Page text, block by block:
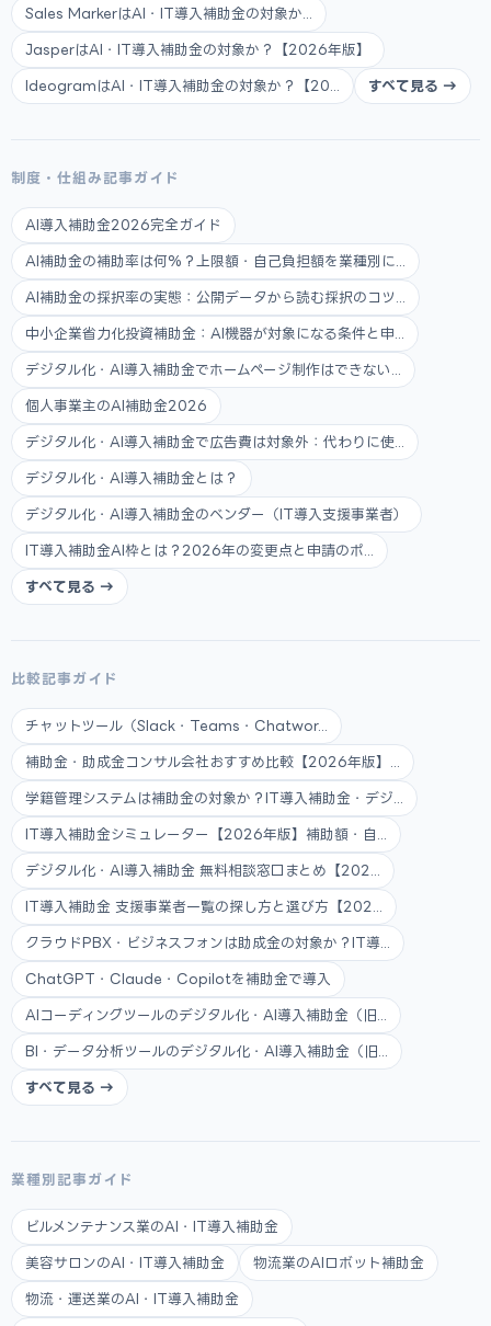
Sales MarkerはAI・IT導入補助金の対象か...
JasperはAI・IT導入補助金の対象か？【2026年版】
IdeogramはAI・IT導入補助金の対象か？【20... すべて見る →
制度・仕組み記事ガイド
AI導入補助金2026完全ガイド
AI補助金の補助率は何%？上限額・自己負担額を業種別に...
AI補助金の採択率の実態：公開データから読む採択のコツ...
中小企業省力化投資補助金：AI機器が対象になる条件と申...
デジタル化・AI導入補助金でホームページ制作はできない...
個人事業主のAI補助金2026
デジタル化・AI導入補助金で広告費は対象外：代わりに使...
デジタル化・AI導入補助金とは？
デジタル化・AI導入補助金のベンダー（IT導入支援事業者）
IT導入補助金AI枠とは？2026年の変更点と申請のポ...
すべて見る →
比較記事ガイド
チャットツール（Slack・Teams・Chatwor...
補助金・助成金コンサル会社おすすめ比較【2026年版】...
学籍管理システムは補助金の対象か？IT導入補助金・デジ...
IT導入補助金シミュレーター【2026年版】補助額・自...
デジタル化・AI導入補助金 無料相談窓口まとめ【202...
IT導入補助金 支援事業者一覧の探し方と選び方【202...
クラウドPBX・ビジネスフォンは助成金の対象か？IT導...
ChatGPT・Claude・Copilotを補助金で導入
AIコーディングツールのデジタル化・AI導入補助金（旧...
BI・データ分析ツールのデジタル化・AI導入補助金（旧...
すべて見る →
業種別記事ガイド
ビルメンテナンス業のAI・IT導入補助金
美容サロンのAI・IT導入補助金 物流業のAIロボット補助金
物流・運送業のAI・IT導入補助金